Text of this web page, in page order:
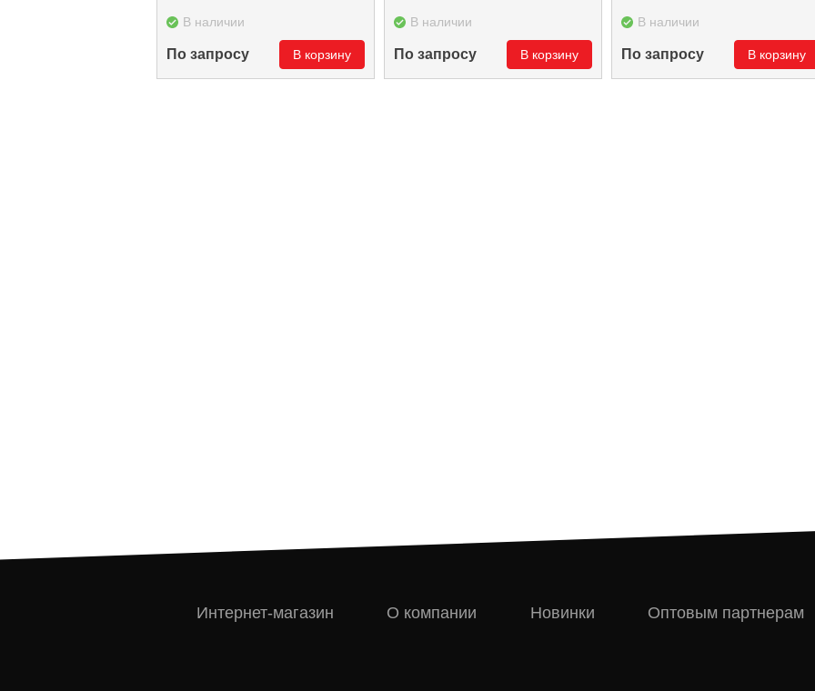
В наличии
По запросу В корзину
В наличии
По запросу В корзину
В наличии
По запросу В корзину
Интернет-магазин О компании Новинки Оптовым партнерам